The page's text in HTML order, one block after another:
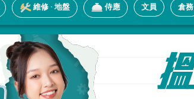
維修 · 地盤 侍應 文員 倉務